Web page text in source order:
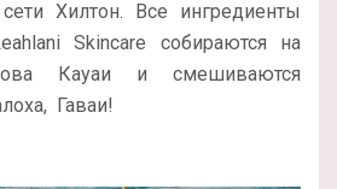
Хилтон. Все ингредиенты
Skincare собираются на
Кауаи и смешиваются
Гаваи!